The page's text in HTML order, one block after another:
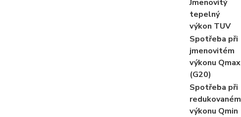
Jmenovitý
tepelný
výkon TUV
Spotřeba při
jmenovitém
výkonu Qmax
(G20)
Spotřeba při
redukovaném
výkonu Qmin